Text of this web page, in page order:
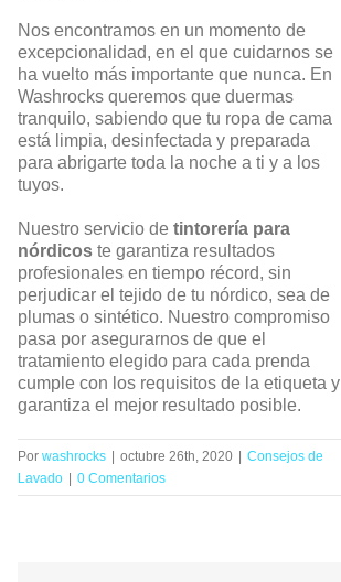
Nos encontramos en un momento de
excepcionalidad, en el que cuidarnos se
ha vuelto más importante que nunca. En
Washrocks queremos que duermas
tranquilo, sabiendo que tu ropa de cama
está limpia, desinfectada y preparada
para abrigarte toda la noche a ti y a los
tuyos.
Nuestro servicio de tintorería para
nórdicos te garantiza resultados
profesionales en tiempo récord, sin
perjudicar el tejido de tu nórdico, sea de
plumas o sintético. Nuestro compromiso
pasa por asegurarnos de que el
tratamiento elegido para cada prenda
cumple con los requisitos de la etiqueta y
garantiza el mejor resultado posible.
Por washrocks octubre 26th, 2020
Consejos de
Lavado
0 Comentarios